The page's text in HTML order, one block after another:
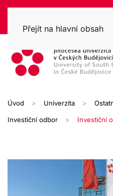
Přejít na hlavní obsah
Úvod Univerzita
Investiční odbor Investiční